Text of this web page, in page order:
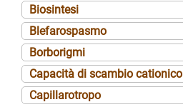
Biosintesi
Blefarospasmo
Borborigmi
Capacità di scambio cationico
Capillarotropo